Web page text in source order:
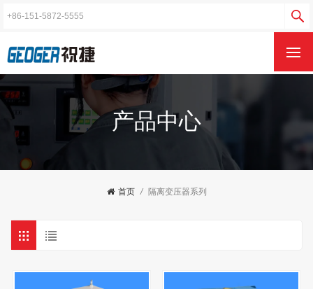
产品中心
首页 / 隔离变压器系列